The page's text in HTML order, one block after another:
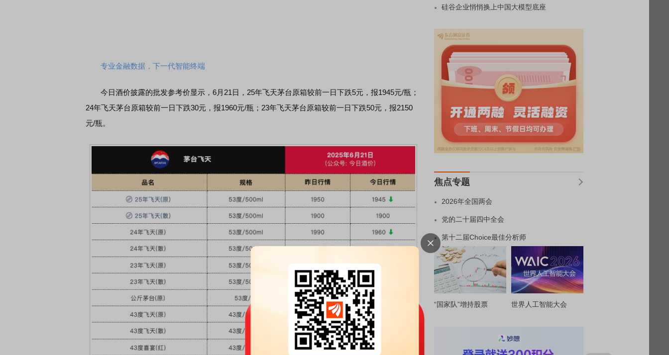
专业金融数据，下一代智能终端
今日酒价披露的批发参考价显示，6月21日，25年飞天茅台原箱较前一日下跌5元，报1945元/瓶；
24年飞天茅台原箱较前一日下跌30元，报1960元/瓶；23年飞天茅台原箱较前一日下跌50元，报2150
元/瓶。
硅谷企业悄悄换上中国大模型底座
焦点专题
2026年全国两会
党的二十届四中全会
第十二届Choice最佳分析师
“国家队”增持股票 世界人工智能大会